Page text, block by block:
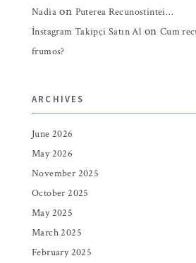
Nadiaon Puterea Recunostintei…
İnstagram Takipçi Satın Al on Cum
frumos?
ARCHIVES
June 2026
May 2026
November 2025
October 2025
May 2025
March 2025
February 2025